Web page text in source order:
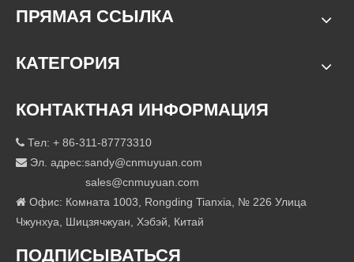
ПРЯМАЯ ССЫЛКА
КАТЕГОРИЯ
КОНТАКТНАЯ ИНФОРМАЦИЯ
 Тел: + 86-311-87773310
 Эл. адрес:sandy@cnmuyuan.com
sales@cnmuyuan.com
 Офис: Комната 1003, Rongding Tianxia, ​​№ 226 Улица
Чжунхуа, Шицзячжуан, Хэбэй, Китай
ПОДПИСЫВАТЬСЯ